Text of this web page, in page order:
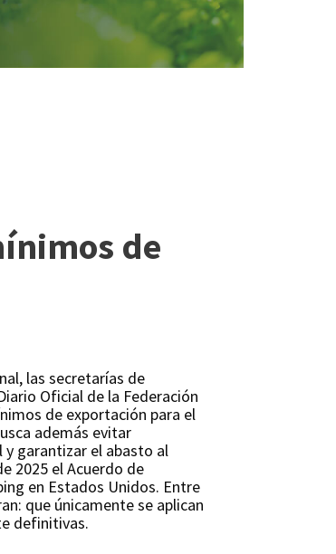
de
las secretarías de
Oficial de la Federación
de exportación para el
además evitar
garantizar el abasto al
2025 el Acuerdo de
en Estados Unidos. Entre
que únicamente se aplican
definitivas.